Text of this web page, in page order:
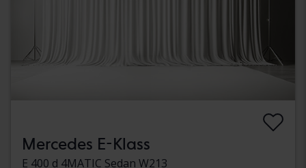
Mercedes E-Klass
E 400 d 4MATIC Sedan W213